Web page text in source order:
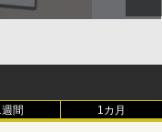
週間 1カ月